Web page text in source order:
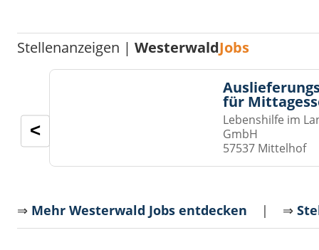
Stellenanzeigen |WesterwaldJobs
für
Lebenshilfe im
GmbH
57537 Mittelhof
<
⇒ Mehr Westerwald Jobs entdecken | ⇒